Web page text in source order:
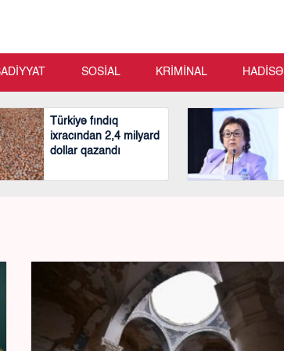
SOSİAL KRİMİNAL HADİSƏ
Türkiyə fındıq
ixracından 2,4 milyard
dollar qazandı